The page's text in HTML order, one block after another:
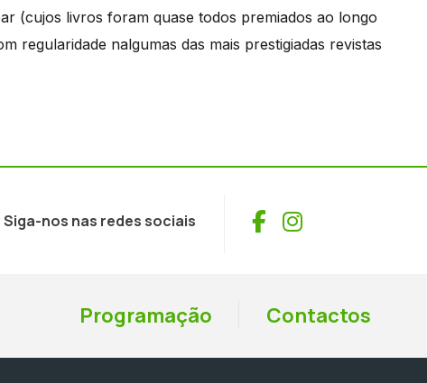
(cujos livros foram quase todos premiados ao longo
regularidade nalgumas das mais prestigiadas revistas
Siga-nos nas redes sociais Facebook
Instagram
Programação Contactos